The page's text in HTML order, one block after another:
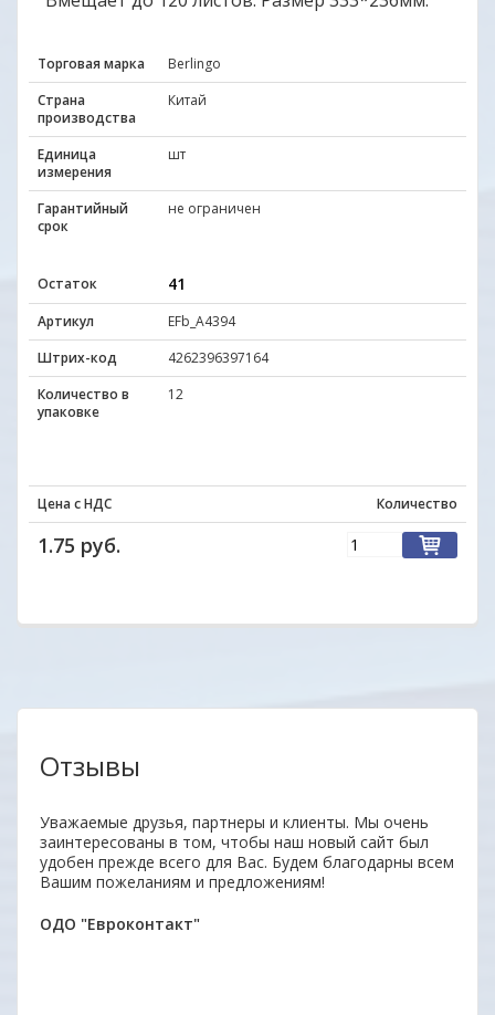
Торговая марка
Berlingo
Страна
производства
Китай
Единица
измерения
шт
Гарантийный
срок
не ограничен
Остаток 41
Артикул
EFb_A4394
Штрих-код
4262396397164
Количество в
упаковке
12
Цена с НДС Количество
1.75 руб.
Отзывы
Уважаемые друзья, партнеры и клиенты. Мы очень
заинтересованы в том, чтобы наш новый сайт был
удобен прежде всего для Вас. Будем благодарны всем
Вашим пожеланиям и предложениям!
ОДО "Евроконтакт"